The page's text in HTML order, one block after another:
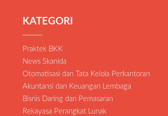
KATEGORI
Praktek BKK
News Skanida
Otomatisasi dan Tata Kelola Perkantoran
Akuntansi dan Keuangan Lembaga
Bisnis Daring dan Pemasaran
Rekayasa Perangkat Lunak